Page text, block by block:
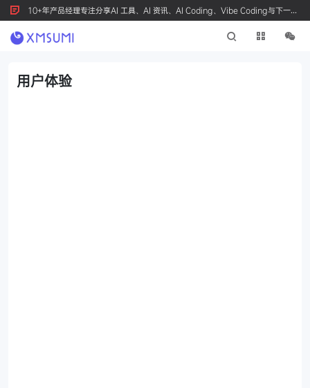
10+年产品经理专注分享AI 工具、AI 资讯、AI Coding、Vibe Coding与下一代
产品创新，按 Ctrl+D 收藏我们
用户体验